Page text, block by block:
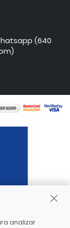
(640
analizar